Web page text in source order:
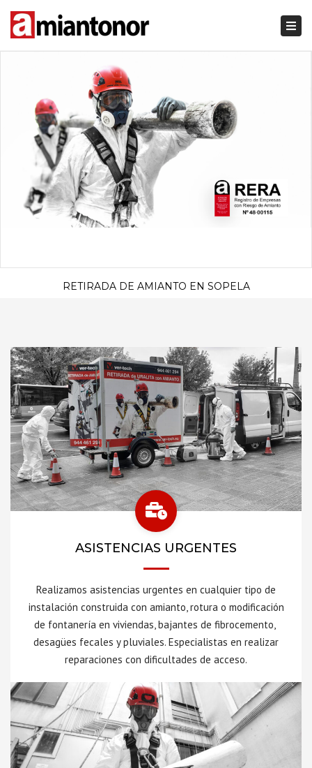
RETIRADA DE AMIANTO EN SOPELA
ASISTENCIAS URGENTES
Realizamos asistencias urgentes en cualquier tipo de
instalación construida con amianto, rotura o modificación
de fontanería en viviendas, bajantes de fibrocemento,
desagües fecales y pluviales. Especialistas en realizar
reparaciones con dificultades de acceso.